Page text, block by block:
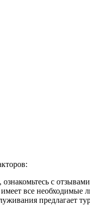
с
все
предлагает